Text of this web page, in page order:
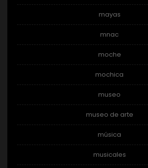
mayas
mnac
moche
mochica
museo
museo de arte
música
musicales